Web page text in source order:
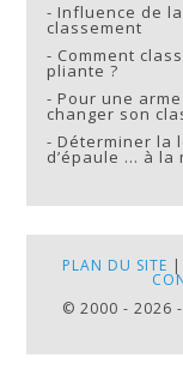
-Influence de
classement
- Comment
pliante ?
-Pour une
changer son
-Déterminer la
d’épaule … à la
PLAN DU SITE |
© 2000 - 2026